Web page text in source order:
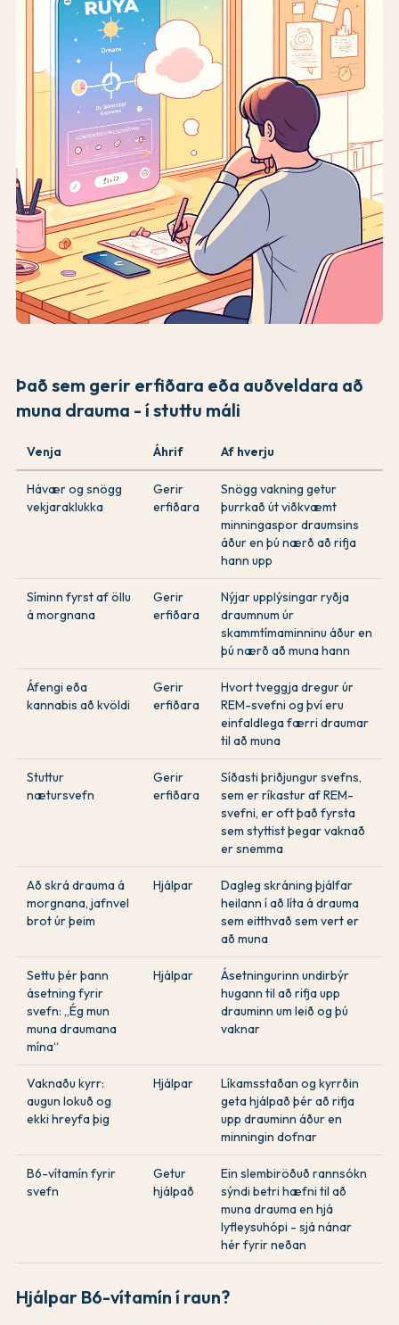
Það sem gerir erfiðara eða auðveldara að
muna drauma - í stuttu máli
Venja Áhrif Af hverju
Hávær og snögg
vekjaraklukka
Gerir
erfiðara
Snögg vakning getur
þurrkað út viðkvæmt
minningaspor draumsins
áður en þú nærð að rifja
hann upp
Síminn fyrst af öllu
á morgnana
Gerir
erfiðara
Nýjar upplýsingar ryðja
draumnum úr
skammtímaminninu áður en
þú nærð að muna hann
Áfengi eða
kannabis að kvöldi
Gerir
erfiðara
Hvort tveggja dregur úr
REM-svefni og því eru
einfaldlega færri draumar
til að muna
Stuttur
nætursvefn
Gerir
erfiðara
Síðasti þriðjungur svefns,
sem er ríkastur af REM-
svefni, er oft það fyrsta
sem styttist þegar vaknað
er snemma
Að skrá drauma á
morgnana, jafnvel
brot úr þeim
Hjálpar
Dagleg skráning þjálfar
heilann í að líta á drauma
sem eitthvað sem vert er
að muna
Settu þér þann
ásetning fyrir
svefn: „Ég mun
muna draumana
mína“
Hjálpar
Ásetningurinn undirbýr
hugann til að rifja upp
drauminn um leið og þú
vaknar
Vaknaðu kyrr:
augun lokuð og
ekki hreyfa þig
Hjálpar
Líkamsstaðan og kyrrðin
geta hjálpað þér að rifja
upp drauminn áður en
minningin dofnar
B6-vítamín fyrir
svefn
Getur
hjálpað
Ein slembiröðuð rannsókn
sýndi betri hæfni til að
muna drauma en hjá
lyfleysuhópi - sjá nánar
hér fyrir neðan
Hjálpar B6-vítamín í raun?